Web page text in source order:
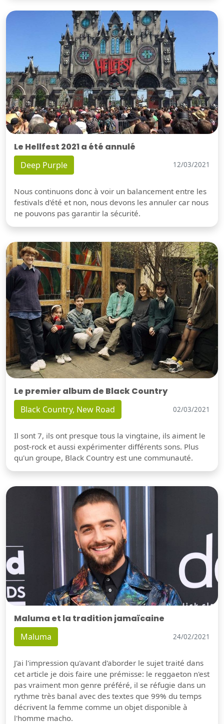
Le Hellfest 2021 a été annulé
Deep Purple 12/03/2021
Nous continuons donc à voir un balancement entre les
festivals d'été et non, nous devons les annuler car nous
ne pouvons pas garantir la sécurité.
Le premier album de Black Country
Black Country, New Road 02/03/2021
Il sont 7, ils ont presque tous la vingtaine, ils aiment le
post-rock et aussi expérimenter différents sons. Plus
qu'un groupe, Black Country est une communauté.
Maluma et la tradition jamaïcaine
Maluma 24/02/2021
J'ai l'impression qu'avant d'aborder le sujet traité dans
cet article je dois faire une prémisse: le reggaeton n'est
pas vraiment mon genre préféré, il se réfugie dans un
rythme très banal avec des textes que 99% du temps
décrivent la femme comme un objet disponible à
l'homme macho.